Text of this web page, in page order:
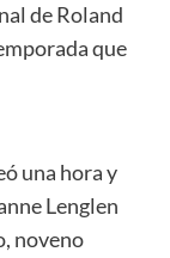
de Roland
que
una hora y
Lenglen
noveno